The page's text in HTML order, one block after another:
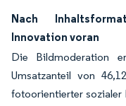
Nach
Innovation voran
Die Bildmoderation
Umsatzanteil von
fotoorientierter sozialer